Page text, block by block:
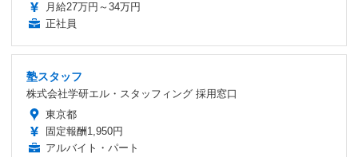
月給27万円～34万円
正社員
塾スタッフ
株式会社学研エル・スタッフィング 採用窓口
東京都
固定報酬1,950円
アルバイト・パート